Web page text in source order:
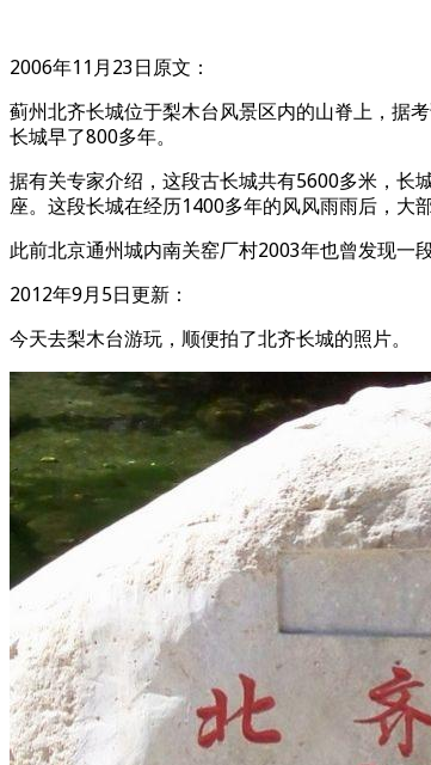
2006年11月23日原文：
蓟州北齐长城位于梨木台风景区内的山脊上，据
长城早了800多年。
据有关专家介绍，这段古长城共有5600多米，长
座。这段长城在经历1400多年的风风雨雨后，大
此前北京通州城内南关窑厂村2003年也曾发现一
2012年9月5日更新：
今天去梨木台游玩，顺便拍了北齐长城的照片。